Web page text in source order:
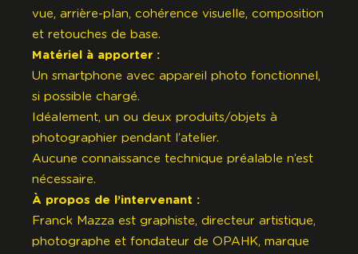
vue, arrière-plan, cohérence visuelle, composition
et retouches de base.
Matériel à apporter :
Un smartphone avec appareil photo fonctionnel,
si possible chargé.
Idéalement, un ou deux produits/objets à
photographier pendant l’atelier.
Aucune connaissance technique préalable n’est
nécessaire.
À propos de l’intervenant :
Franck Mazza est graphiste, directeur artistique,
photographe et fondateur de OPAHK, marque